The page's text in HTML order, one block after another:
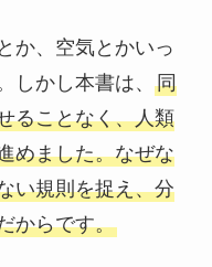
か、空気とかいっ
しかし本書は、
同
ることなく、人類
めました。なぜな
い規則を捉え、分
からです。